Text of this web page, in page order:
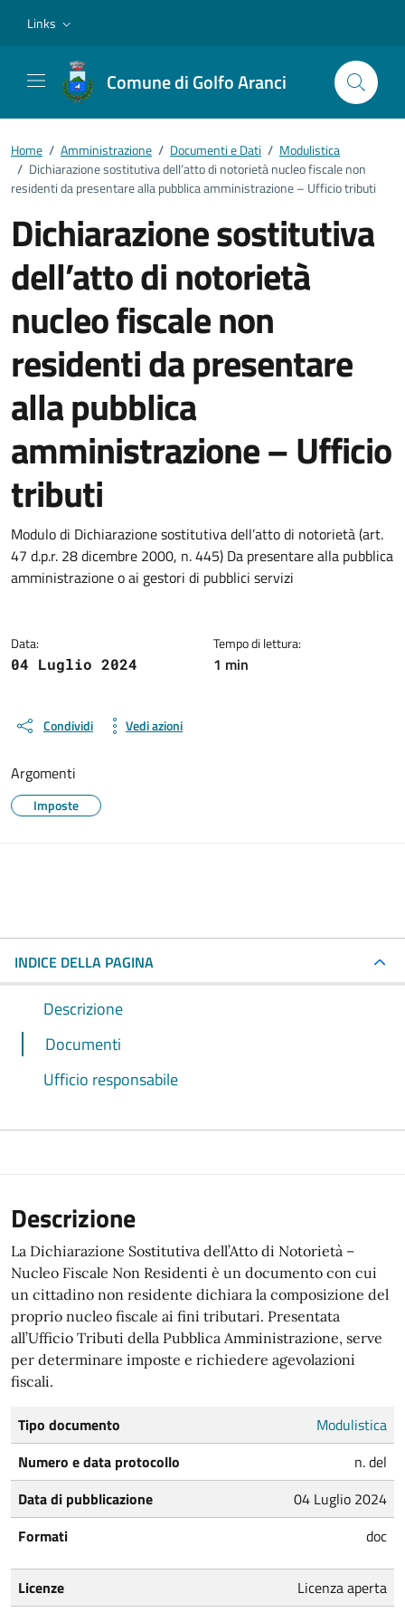
Links
Comune di Golfo Aranci
Home / Amministrazione / Documenti e Dati / Modulistica
/ Dichiarazione sostitutiva dell’atto di notorietà nucleo fiscale non
residenti da presentare alla pubblica amministrazione – Ufficio tributi
Dichiarazione sostitutiva
dell’atto di notorietà
nucleo fiscale non
residenti da presentare
alla pubblica
amministrazione – Ufficio
tributi
Dettagli del documento
Modulo di Dichiarazione sostitutiva dell’atto di notorietà (art.
47 d.p.r. 28 dicembre 2000, n. 445) Da presentare alla pubblica
amministrazione o ai gestori di pubblici servizi
Data:
04 Luglio 2024
Tempo di lettura:
1 min
Condividi Vedi azioni
Argomenti
Imposte
INDICE DELLA PAGINA
Descrizione
Documenti
Ufficio responsabile
Descrizione
La Dichiarazione Sostitutiva dell’Atto di Notorietà –
Nucleo Fiscale Non Residenti è un documento con cui
un cittadino non residente dichiara la composizione del
proprio nucleo fiscale ai fini tributari. Presentata
all’Ufficio Tributi della Pubblica Amministrazione, serve
per determinare imposte e richiedere agevolazioni
fiscali.
Tipo documento
Modulistica
Numero e data protocollo
n. del
Data di pubblicazione
04 Luglio 2024
Formati
doc
Licenze Licenza aperta